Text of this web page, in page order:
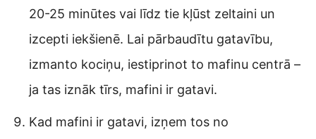
20-25 minūtes vai līdz tie kļūst zeltaini un
izcepti iekšienē. Lai pārbaudītu gatavību,
izmanto kociņu, iestiprinot to mafinu centrā –
ja tas iznāk tīrs, mafini ir gatavi.
Kad mafini ir gatavi, izņem tos no